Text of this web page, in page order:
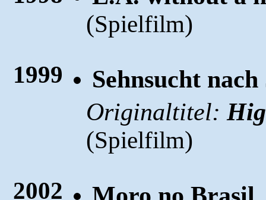
(Spielfilm)
1999
Sehnsucht
Originaltitel:
(Spielfilm)
2002